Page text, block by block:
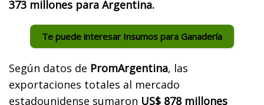
373 millones para Argentina.
Te puede interesar Insumos para Ganadería
Según datos de PromArgentina, las
exportaciones totales al mercado
estadounidense sumaron US$ 878 millones